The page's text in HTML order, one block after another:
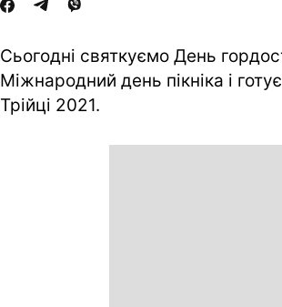
Сьогодні святкуємо День
Міжнародний день пікніка і
Трійці 2021.